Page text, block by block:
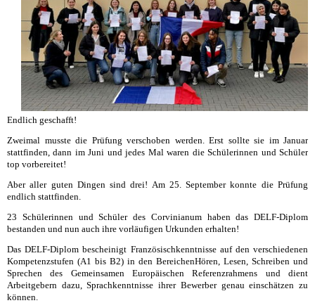
Endlich geschafft!
Zweimal musste die Prüfung verschoben werden. Erst sollte sie im Januar
stattfinden, dann im Juni und jedes Mal waren die Schülerinnen und Schüler
top vorbereitet!
Aber aller guten Dingen sind drei! Am 25. September konnte die Prüfung
endlich stattfinden.
23 Schülerinnen und Schüler des Corvinianumhaben das DELF-Diplom
bestanden und nun auch ihre vorläufigen Urkunden erhalten!
Das DELF-Diplom bescheinigt Französischkenntnisse auf den verschiedenen
Kompetenzstufen (A1 bis B2) in den BereichenHören, Lesen, Schreiben und
Sprechen des Gemeinsamen Europäischen Referenzrahmens und dient
Arbeitgebern dazu, Sprachkenntnisse ihrer Bewerber genau einschätzen zu
können.